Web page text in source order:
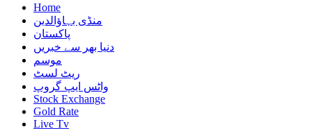
Home
منڈی بہاؤالدین
پاکستان
دنیا بھر سے خبریں
موسم
ریٹ لسٹ
واٹس ایپ گروپ
Stock Exchange
Gold Rate
Live Tv